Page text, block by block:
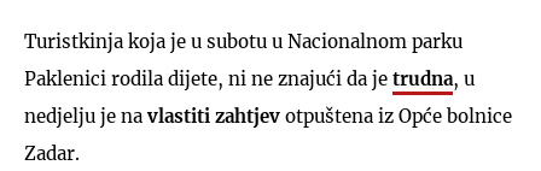
Turistkinja koja je u subotu u Nacionalnom parku
Paklenici rodila dijete, ni ne znajući da je trudna, u
nedjelju je navlastiti zahtjev otpuštena iz Opće bolnice
Zadar.